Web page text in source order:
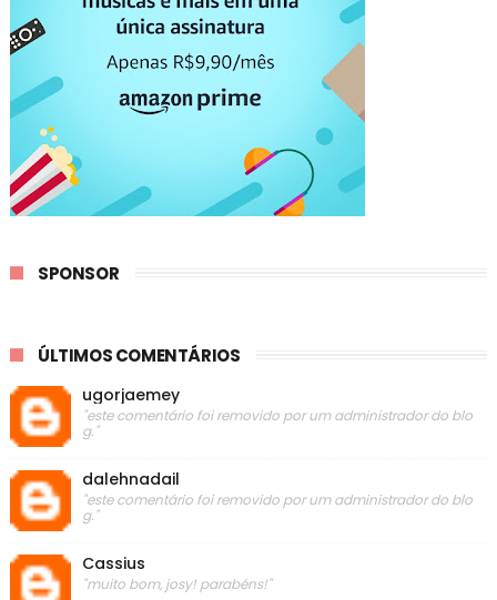
SPONSOR
ÚLTIMOS COMENTÁRIOS
ugorjaemey
"este comentário foi removido por um administrador do blo
g."
dalehnadail
"este comentário foi removido por um administrador do blo
g."
Cassius
"muito bom, josy! parabéns!"